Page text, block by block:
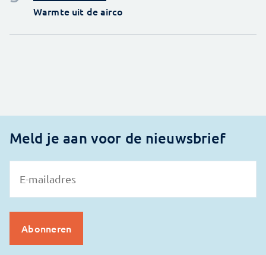
Warmte uit de airco
Meld je aan voor de nieuwsbrief